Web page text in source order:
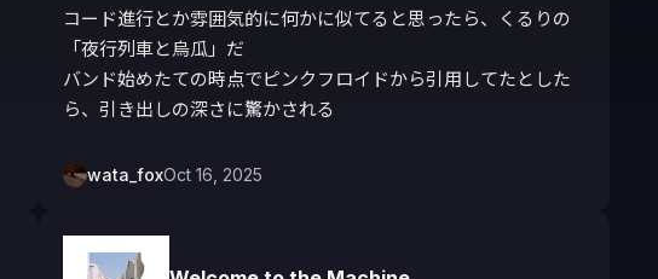
コード進行とか雰囲気的に何かに似てると思ったら、くるりの
「夜行列車と烏瓜」だ
バンド始めたての時点でピンクフロイドから引用してたとした
ら、引き出しの深さに驚かされる
wata_foxOct 16, 2025